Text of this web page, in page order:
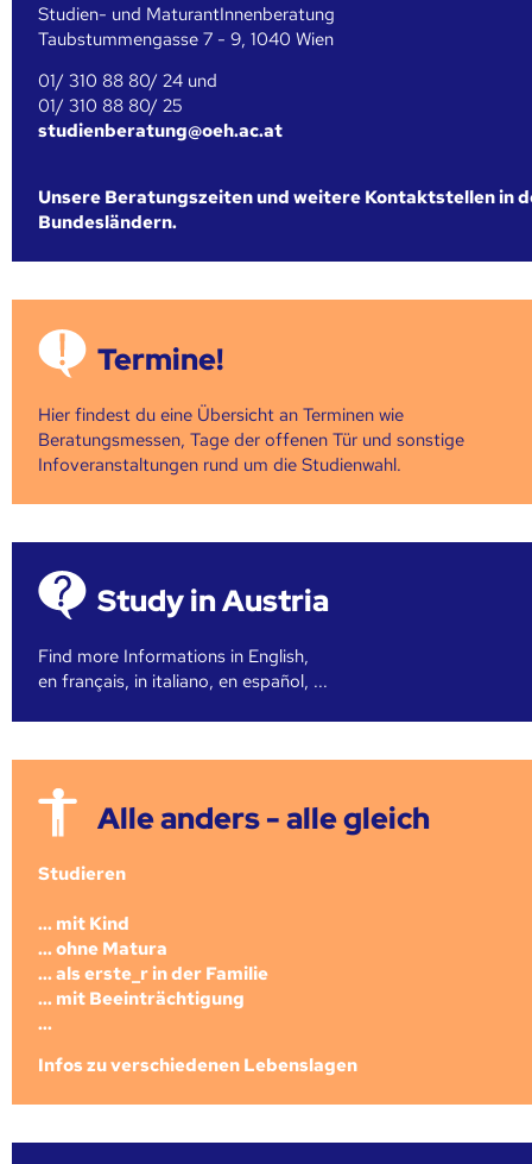
Studien- und MaturantInnenberatung
Taubstummengasse 7 - 9, 1040 Wien
01/ 310 88 80/ 24 und
01/ 310 88 80/ 25
studienberatung@oeh.ac.at
Unsere Beratungszeiten und weitere Kontaktstellen in
Bundesländern.
Termine!
Hier findest du eine Übersicht an Terminen wie
Beratungsmessen, Tage der offenen Tür und sonstige
Infoveranstaltungen rund um die Studienwahl.
Study in Austria
Find more Informations in English,
en français, in italiano, en español, ...
Alle anders - alle gleich
Studieren
... mit Kind
... ohne Matura
... als erste_r in der Familie
... mit Beeinträchtigung
...
Infos zu verschiedenen Lebenslagen